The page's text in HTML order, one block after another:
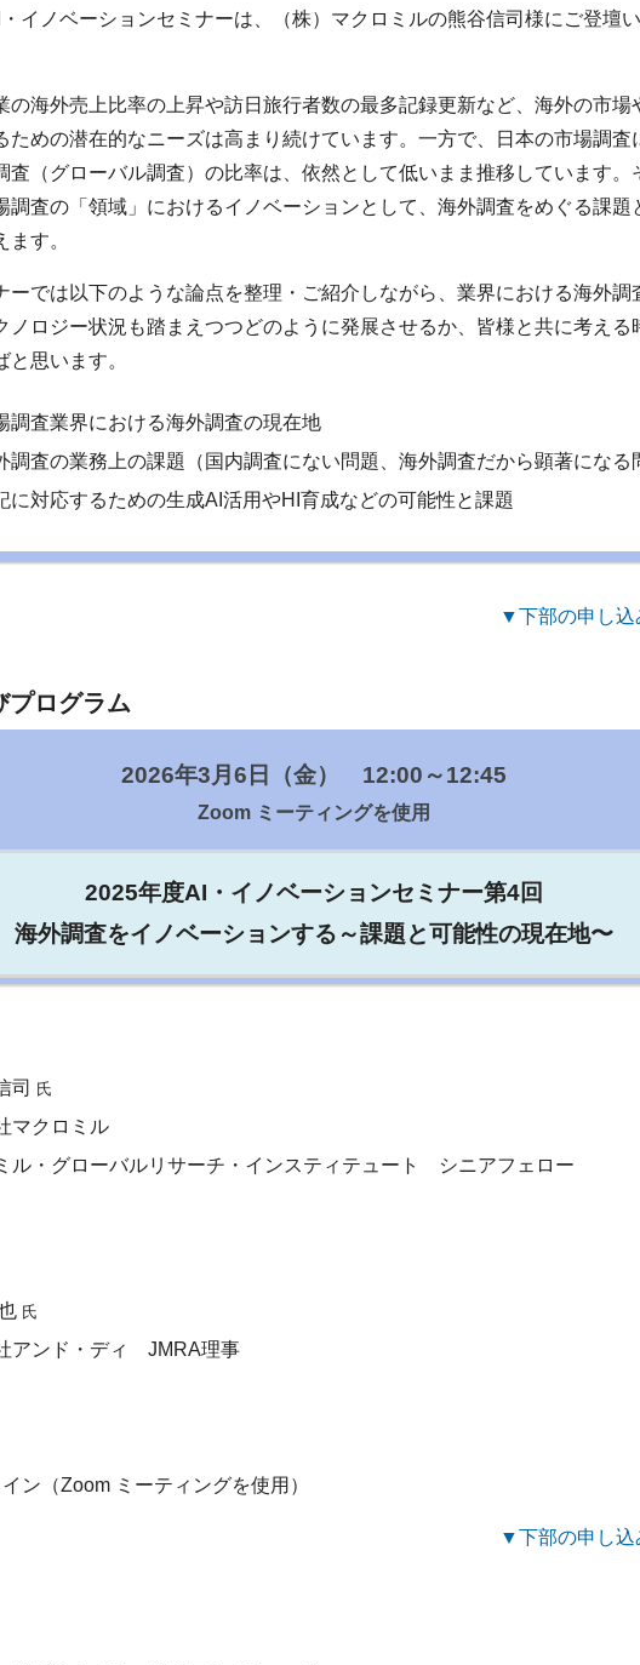
イノベーションセミナーは、（株）マクロミルの熊谷信司様にご登壇
の海外売上比率の上昇や訪日旅行者数の最多記録更新など、海外の市場
ための潜在的なニーズは高まり続けています。一方で、日本の市場調査
査（グローバル調査）の比率は、依然として低いまま推移しています。
調査の「領域」におけるイノベーションとして、海外調査をめぐる課題
ます。
ーでは以下のような論点を整理・ご紹介しながら、業界における海外調
ノロジー状況も踏まえつつどのように発展させるか、皆様と共に考える
と思います。
調査業界における海外調査の現在地
調査の業務上の課題（国内調査にない問題、海外調査だから顕著になる
に対応するための生成AI活用やHI育成などの可能性と課題
▼下部の申し込
プログラム
2026年3月6日（金） 12:00～12:45
Zoom ミーティングを使用
2025年度AI・イノベーションセミナー第4回
海外調査をイノベーションする～課題と可能性の現在地〜
司 氏
マクロミル
ル・グローバルリサーチ・インスティテュート シニアフェロー
氏
アンド・ディ JMRA理事
ン（Zoom ミーティングを使用）
▼下部の申し込